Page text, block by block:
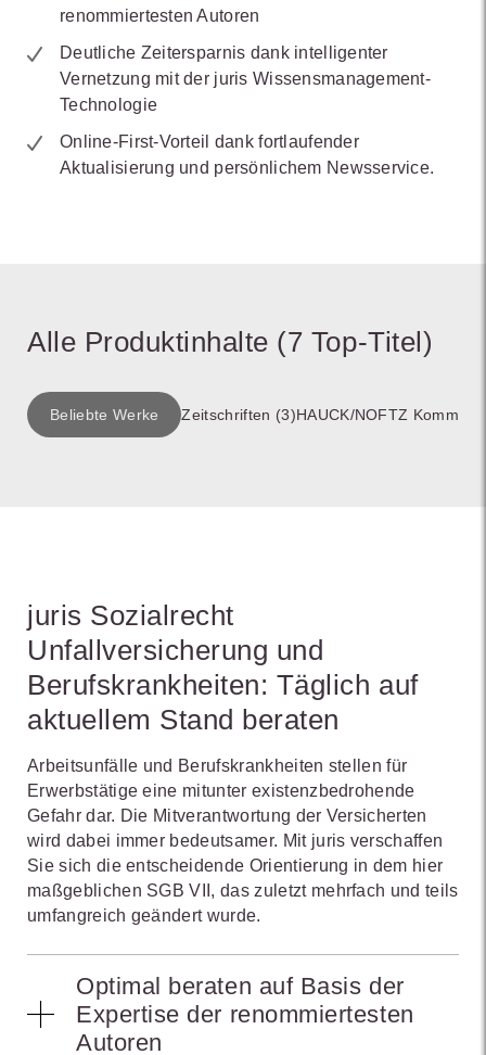
renommiertesten Autoren
Deutliche Zeitersparnis dank intelligenter
Vernetzung mit der juris Wissensmanagement-
Technologie
Online-First-Vorteil dank fortlaufender
Aktualisierung und persönlichem Newsservice.
Alle Produktinhalte (7 Top-Titel)
Beliebte Werke Zeitschriften (3)HAUCK/NOFTZ
juris Sozialrecht
Unfallversicherung und
Berufskrankheiten: Täglich auf
aktuellem Stand beraten
Arbeitsunfälle und Berufskrankheiten stellen für
Erwerbstätige eine mitunter existenzbedrohende
Gefahr dar. Die Mitverantwortung der Versicherten
wird dabei immer bedeutsamer. Mit juris verschaffen
Sie sich die entscheidende Orientierung in dem hier
maßgeblichen SGB VII, das zuletzt mehrfach und teils
umfangreich geändert wurde.
Optimal beraten auf Basis der
Expertise der renommiertesten
Autoren